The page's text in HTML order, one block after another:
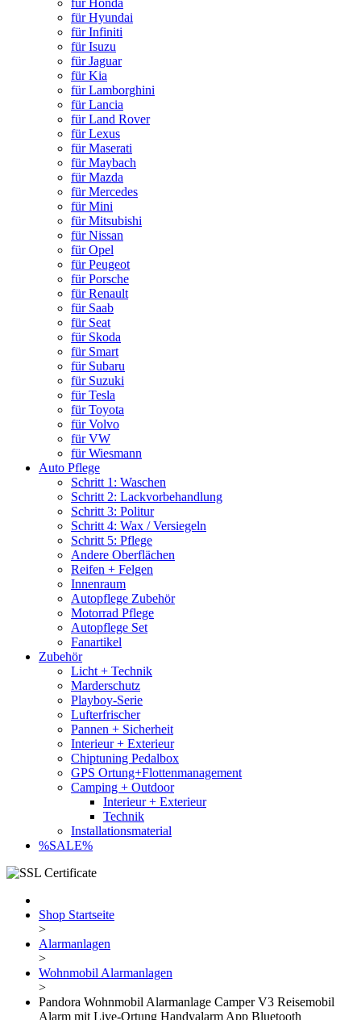
für Honda
für Hyundai
für Infiniti
für Isuzu
für Jaguar
für Kia
für Lamborghini
für Lancia
für Land Rover
für Lexus
für Maserati
für Maybach
für Mazda
für Mercedes
für Mini
für Mitsubishi
für Nissan
für Opel
für Peugeot
für Porsche
für Renault
für Saab
für Seat
für Skoda
für Smart
für Subaru
für Suzuki
für Tesla
für Toyota
für Volvo
für VW
für Wiesmann
Auto Pflege
Schritt 1: Waschen
Schritt 2: Lackvorbehandlung
Schritt 3: Politur
Schritt 4: Wax / Versiegeln
Schritt 5: Pflege
Andere Oberflächen
Reifen + Felgen
Innenraum
Autopflege Zubehör
Motorrad Pflege
Autopflege Set
Fanartikel
Zubehör
Licht + Technik
Marderschutz
Playboy-Serie
Lufterfrischer
Pannen + Sicherheit
Interieur + Exterieur
Chiptuning Pedalbox
GPS Ortung+Flottenmanagement
Camping + Outdoor
Interieur + Exterieur
Technik
Installationsmaterial
%SALE%
Shop Startseite
>
Alarmanlagen
>
Wohnmobil Alarmanlagen
>
Pandora Wohnmobil Alarmanlage Camper V3 Reisemobil
Alarm mit Live-Ortung Handyalarm App Bluetooth